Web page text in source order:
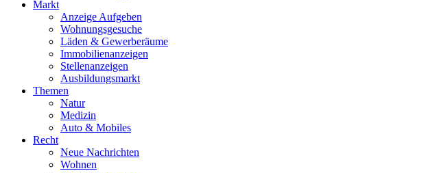
Markt
Anzeige Aufgeben
Wohnungsgesuche
Läden & Gewerberäume
Immobilienanzeigen
Stellenanzeigen
Ausbildungsmarkt
Themen
Natur
Medizin
Auto & Mobiles
Recht
Neue Nachrichten
Wohnen